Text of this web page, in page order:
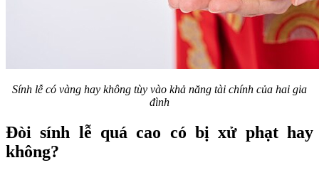
Sính lễ có vàng hay không tùy vào khả năng tài chính của hai gia
đình
Đòi sính lễ quá cao có bị xử phạt hay
không?